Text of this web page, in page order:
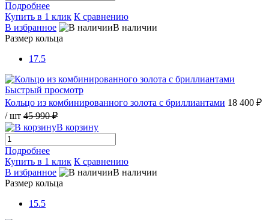
Подробнее
Купить в 1 клик К сравнению
В избранное
В наличии
Размер кольца
17.5
Быстрый просмотр
Кольцо из комбинированного золота с бриллиантами 18 400 ₽
/ шт 45 990 ₽
В корзину
Подробнее
Купить в 1 клик К сравнению
В избранное
В наличии
Размер кольца
15.5